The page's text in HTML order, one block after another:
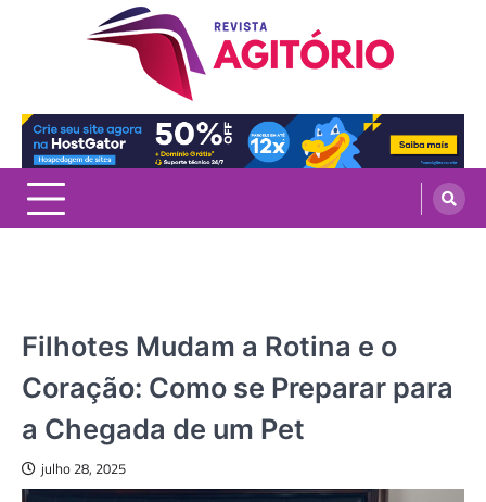
revistaagitorio.com.br
Portal de Artigos Incríveis
Filhotes Mudam a Rotina e o
Coração: Como se Preparar para
a Chegada de um Pet
julho 28, 2025